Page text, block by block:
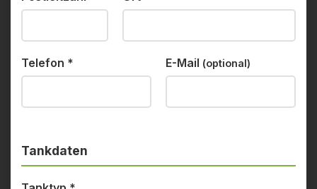
Telefon * E-Mail (optional)
Tankdaten